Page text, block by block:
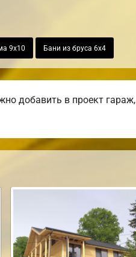
9х10 Бани из бруса 6х4
добавить в проект гараж,